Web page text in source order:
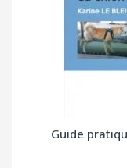
Guide